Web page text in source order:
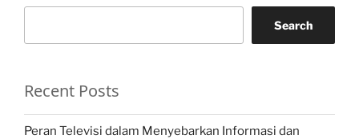
Search
Recent Posts
Peran Televisi dalam Menyebarkan Informasi dan